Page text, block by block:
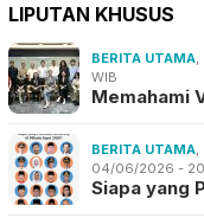
LIPUTAN KHUSUS
BERITA UTAMA
WIB
Memahami
BERITA UTAMA
04/06/2026 -
Siapa yang